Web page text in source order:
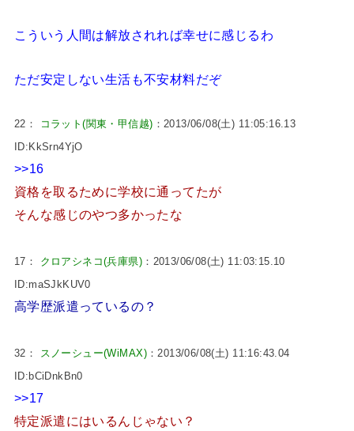
こういう人間は解放されれば幸せに感じるわ
ただ安定しない生活も不安材料だぞ
22： コラット(関東・甲信越) ：2013/06/08(土) 11:05:16.13
ID:KkSrn4YjO
>>16
資格を取るために学校に通ってたが
そんな感じのやつ多かったな
17： クロアシネコ(兵庫県) ：2013/06/08(土) 11:03:15.10
ID:maSJkKUV0
高学歴派遣っているの？
32： スノーシュー(WiMAX)：2013/06/08(土) 11:16:43.04
ID:bCiDnkBn0
>>17
特定派遣にはいるんじゃない？